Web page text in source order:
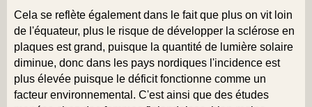
Cela se reflète également dans le fait que plus on vit loin
de l'équateur, plus le risque de développer la sclérose en
plaques est grand, puisque la quantité de lumière solaire
diminue, donc dans les pays nordiques l'incidence est
plus élevée puisque le déficit fonctionne comme un
facteur environnemental. C'est ainsi que des études